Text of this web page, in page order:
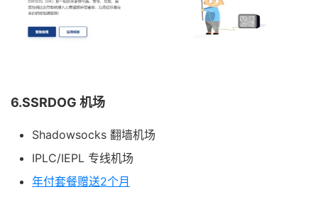
6.SSRDOG 机场
Shadowsocks 翻墙机场
IPLC/IEPL 专线机场
年付套餐赠送2个月